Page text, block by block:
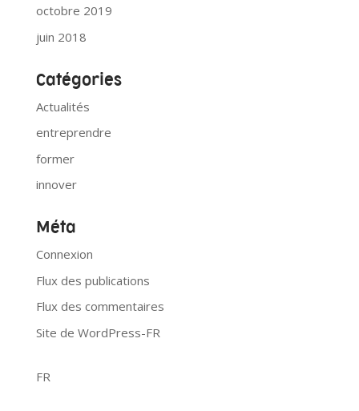
octobre 2019
juin 2018
Catégories
Actualités
entreprendre
former
innover
Méta
Connexion
Flux des publications
Flux des commentaires
Site de WordPress-FR
FR